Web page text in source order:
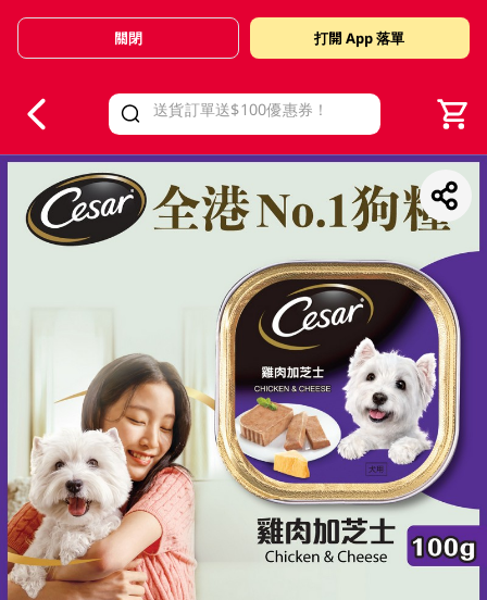
Valid Until 30 June 2026
關閉 打開 App 落單